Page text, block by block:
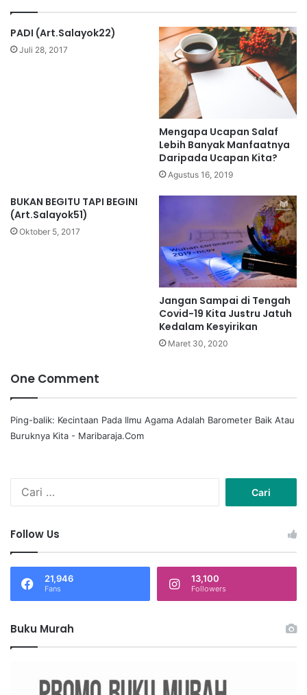
PADI (Art.Salayok22)
Juli 28, 2017
Mengapa Ucapan Salaf
Lebih Banyak Manfaatnya
Daripada Ucapan Kita?
Agustus 16, 2019
BUKAN BEGITU TAPI BEGINI
(Art.Salayok51)
Oktober 5, 2017
Jangan Sampai di Tengah
Covid-19 Kita Justru Jatuh
Kedalam Kesyirikan
Maret 30, 2020
One Comment
Ping-balik: Kecintaan Pada Ilmu Agama Adalah Barometer Baik Atau
Buruknya Kita - Maribaraja.Com
u
k
Follow Us
21,946
Fans
13,100
Followers
Buku Murah